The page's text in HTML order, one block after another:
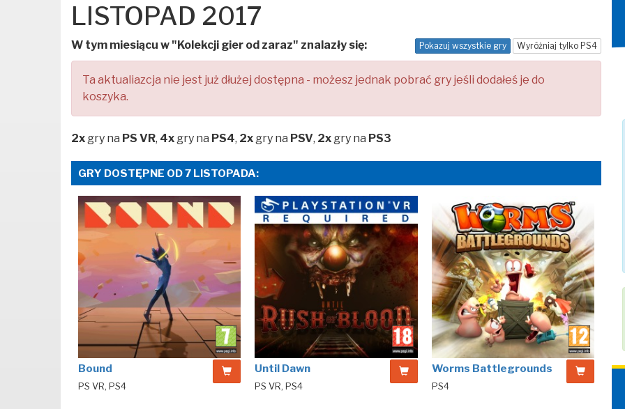
LISTOPAD 2017
Pokazuj wszystkie gry Wyróżniaj tylko PS4
W tym miesiącu w "Kolekcji gier od zaraz" znalazły się:
Ta aktualiazcja nie jest już dłużej dostępna - możesz jednak pobrać gry jeśli dodałeś je do
koszyka.
2x gry na PS VR, 4x gry na PS4, 2x gry na PSV, 2x gry na PS3
GRY DOSTĘPNE OD 7 LISTOPADA:
Bound
PS VR, PS4
Until Dawn
PS VR, PS4
Worms Battlegrounds
PS4